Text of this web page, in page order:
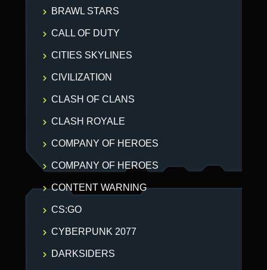
BRAWL STARS
CALL OF DUTY
CITIES SKYLINES
CIVILIZATION
CLASH OF CLANS
CLASH ROYALE
COMPANY OF HEROES
COMPANY OF HEROES
CONTENT WARNING
CS:GO
CYBERPUNK 2077
DARKSIDERS